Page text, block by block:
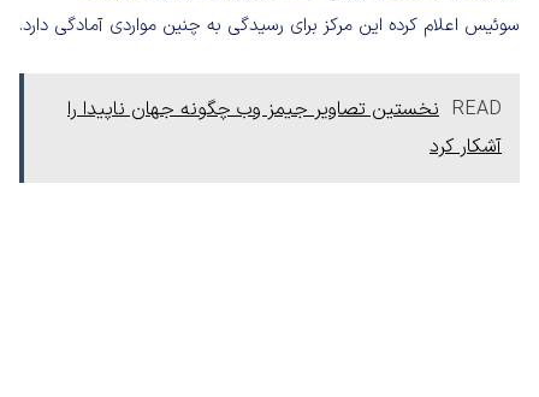
سوئیس اعلام کرده این مرکز برای رسیدگی به چنین مواردی آمادگی دارد.
READ نخستین تصاویر جیمز وب چگونه جهان ناپیدا را
آشکار کرد